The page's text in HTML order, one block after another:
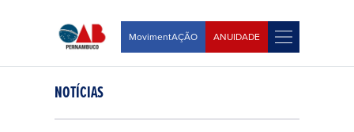
MovimentAÇÃO ANUIDADE
NOTÍCIAS